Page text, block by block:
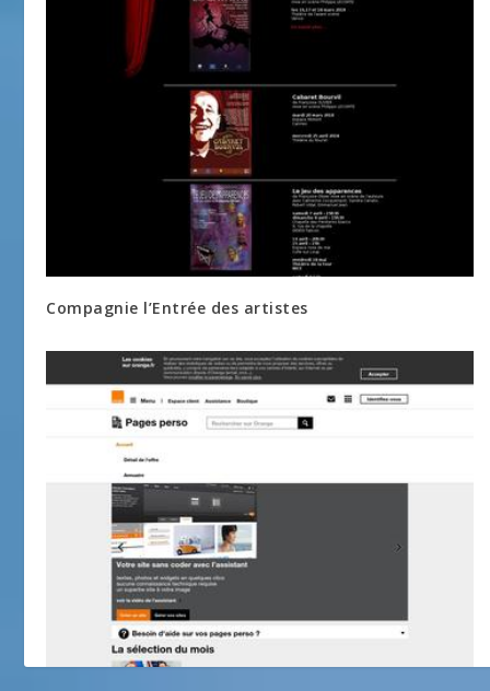
Compagnie l’Entrée des artistes